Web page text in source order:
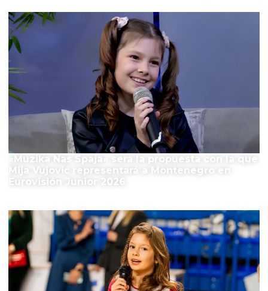
«Muzika Nas Spaja» será la propuesta con la que
Mija Vujović representará a Montenegro en
Eurovisión Junior 2026